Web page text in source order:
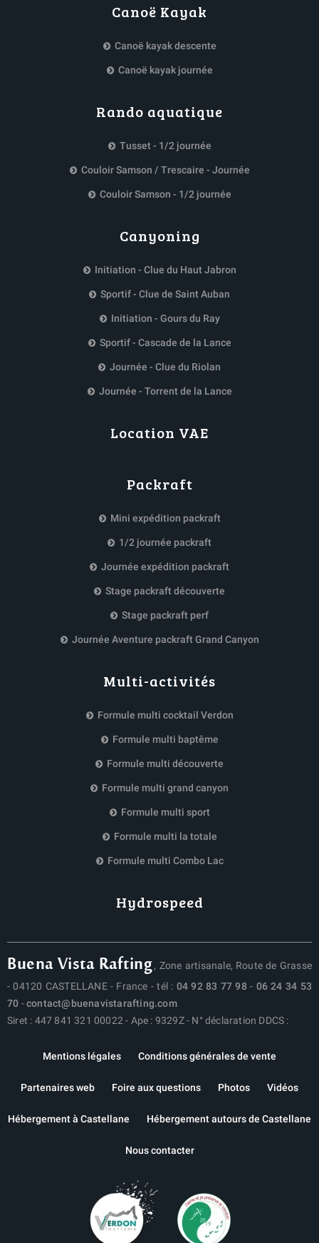
Canoë Kayak
Canoë kayak descente
Canoë kayak journée
Rando aquatique
Tusset - 1/2 journée
Couloir Samson / Trescaire - Journée
Couloir Samson - 1/2 journée
Hydrospeed
Canyoning
Initiation - Clue du Haut Jabron
Sportif - Clue de Saint Auban
Initiation - Gours du Ray
Sportif - Cascade de la Lance
Journée - Clue du Riolan
Journée - Torrent de la Lance
Location VAE
Packraft
Mini expédition packraft
1/2 journée packraft
Journée expédition packraft
Stage packraft découverte
Stage packraft perf
Journée Aventure packraft Grand Canyon
Multi-activités
Formule multi cocktail Verdon
Formule multi baptême
Formule multi découverte
Formule multi grand canyon
Formule multi sport
Formule multi la totale
Formule multi Combo Lac
Buena Vista Rafting, Zone artisanale, Route de Grasse
- 04120 CASTELLANE - France - tél : 04 92 83 77 98 - 06 24 34 53
70 -contact@buenavistarafting.com
Siret : 447 841 321 00022 - Ape : 9329Z - N° déclaration DDCS :
Mentions légales Conditions générales de vente
Partenaires web Foire aux questions Photos Vidéos
Hébergement à Castellane Hébergement autours de Castellane
Nous contacter